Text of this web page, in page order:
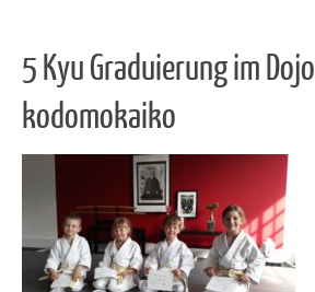
5 Kyu Graduierung im Dojo
kodomokaiko